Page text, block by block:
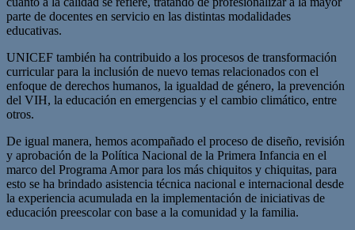
parte de docentes en servicio en las distintas modalidades
educativas.
UNICEF también ha contribuido a los procesos de transformación
curricular para la inclusión de nuevo temas relacionados con el
enfoque de derechos humanos, la igualdad de género, la prevención
del VIH, la educación en emergencias y el cambio climático, entre
otros.
De igual manera, hemos acompañado el proceso de diseño, revisión
y aprobación de la Política Nacional de la Primera Infancia en el
marco del Programa Amor para los más chiquitos y chiquitas, para
esto se ha brindado asistencia técnica nacional e internacional desde
la experiencia acumulada en la implementación de iniciativas de
educación preescolar con base a la comunidad y la familia.